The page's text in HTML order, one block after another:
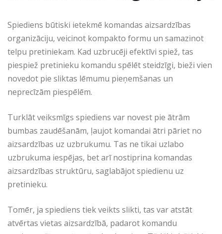
Spiediens būtiski ietekmē komandas aizsardzības
organizāciju, veicinot kompakto formu un samazinot
telpu pretiniekam. Kad uzbrucēji efektīvi spiež, tas
piespiež pretinieku komandu spēlēt steidzīgi, bieži vien
novedot pie sliktas lēmumu pieņemšanas un
neprecīzām piespēlēm.
Turklāt veiksmīgs spiediens var novest pie ātrām
bumbas zaudēšanām, ļaujot komandai ātri pāriet no
aizsardzības uz uzbrukumu. Tas ne tikai uzlabo
uzbrukuma iespējas, bet arī nostiprina komandas
aizsardzības struktūru, saglabājot spiedienu uz
pretinieku.
Tomēr, ja spiediens tiek veikts slikti, tas var atstāt
atvērtas vietas aizsardzībā, padarot komandu